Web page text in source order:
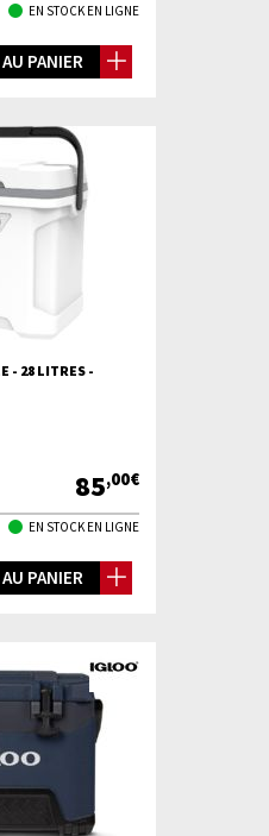
EN STOCK EN LIGNE
PANIER
- 28 LITRES -
85,00€
EN STOCK EN LIGNE
PANIER